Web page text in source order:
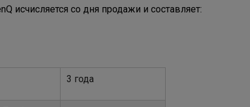
исчисляется со дня продажи и составляет:
3 года